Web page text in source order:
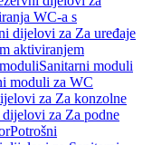
WC-a s
dijelovi za Za uređaje
aktiviranjem
Sanitarni moduli
moduli za WC
za Za konzolne
za Za podne
Potrošni